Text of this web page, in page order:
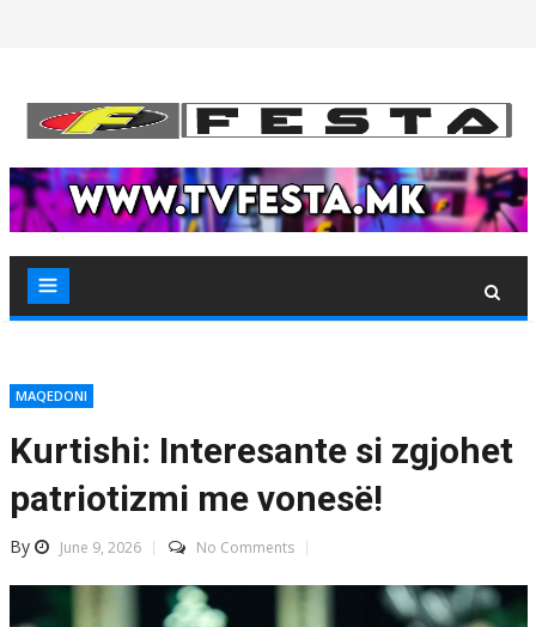
MAQEDONI
Kurtishi: Interesante si zgjohet
patriotizmi me vonesë!
By June 9, 2026 No Comments